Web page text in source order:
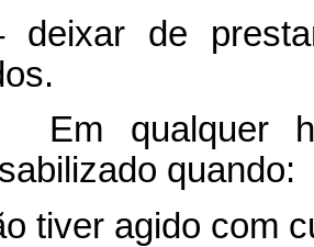
deixar de
Em qualquer
quando:
tiver agido com